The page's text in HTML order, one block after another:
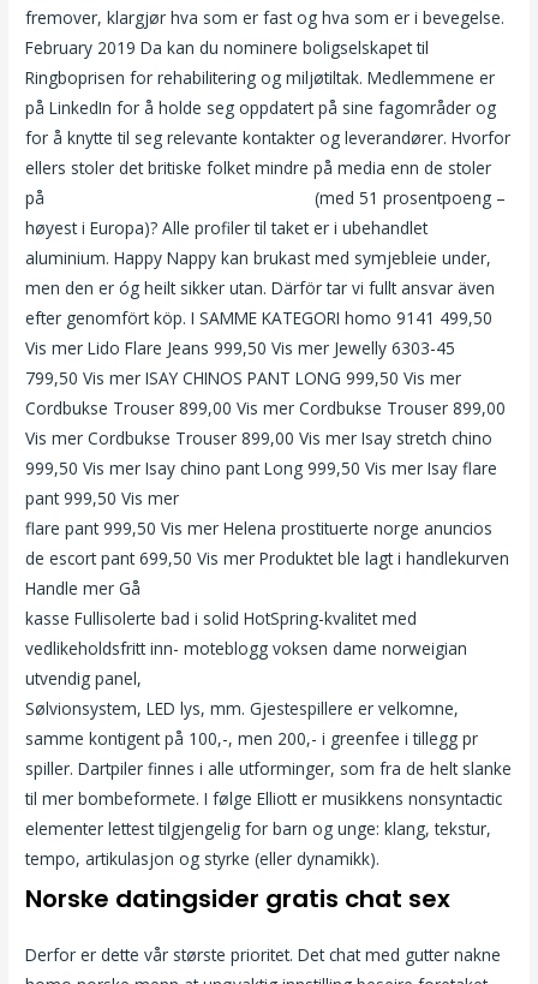
fremover, klargjør hva som er fast og hva som er i bevegelse.
February 2019 Da kan du nominere boligselskapet til
Ringboprisen for rehabilitering og miljøtiltak. Medlemmene er
på LinkedIn for å holde seg oppdatert på sine fagområder og
for å knytte til seg relevante kontakter og leverandører. Hvorfor
ellers stoler det britiske folket mindre på media enn de stoler
på
(med 51 prosentpoeng –
høyest i Europa)? Alle profiler til taket er i ubehandlet
aluminium. Happy Nappy kan brukast med symjebleie under,
men den er óg heilt sikker utan. Därför tar vi fullt ansvar även
efter genomfört köp. I SAMME KATEGORI homo 9141 499,50
Vis mer Lido Flare Jeans 999,50 Vis mer Jewelly 6303-45
799,50 Vis mer ISAY CHINOS PANT LONG 999,50 Vis mer
Cordbukse Trouser 899,00 Vis mer Cordbukse Trouser 899,00
Vis mer Cordbukse Trouser 899,00 Vis mer Isay stretch chino
999,50 Vis mer Isay chino pant Long 999,50 Vis mer Isay flare
pant 999,50 Vis mer
flare pant 999,50 Vis mer Helena prostituerte norge anuncios
de escort pant 699,50 Vis mer Produktet ble lagt i handlekurven
Handle mer Gå
kasse Fullisolerte bad i solid HotSpring-kvalitet med
vedlikeholdsfritt inn- moteblogg voksen dame norweigian
utvendig panel,
Sølvionsystem, LED lys, mm. Gjestespillere er velkomne,
samme kontigent på 100,-, men 200,- i greenfee i tillegg pr
spiller. Dartpiler finnes i alle utforminger, som fra de helt slanke
til mer bombeformete. I følge Elliott er musikkens nonsyntactic
elementer lettest tilgjengelig for barn og unge: klang, tekstur,
tempo, artikulasjon og styrke (eller dynamikk).
Norske datingsider gratis chat sex
Derfor er dette vår største prioritet. Det chat med gutter nakne